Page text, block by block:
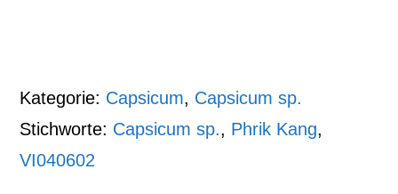
Kategorie: Capsicum, Capsicum sp.
Stichworte: Capsicum sp., Phrik Kang,
VI040602